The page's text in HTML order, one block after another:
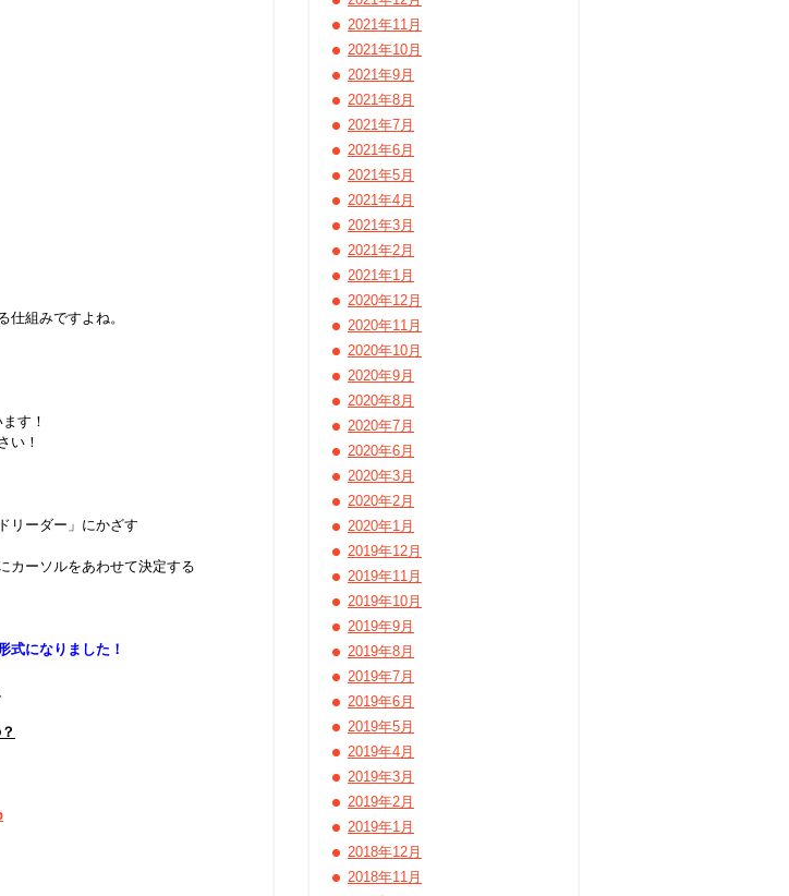
仕組みですよね。
す！
い！
リーダー」にかざす
カーソルをあわせて決定する
式になりました！
2021年11月
2021年10月
2021年9月
2021年8月
2021年7月
2021年6月
2021年5月
2021年4月
2021年3月
2021年2月
2021年1月
2020年12月
2020年11月
2020年10月
2020年9月
2020年8月
2020年7月
2020年6月
2020年3月
2020年2月
2020年1月
2019年12月
2019年11月
2019年10月
2019年9月
2019年8月
2019年7月
2019年6月
2019年5月
2019年4月
2019年3月
2019年2月
2019年1月
2018年12月
2018年11月